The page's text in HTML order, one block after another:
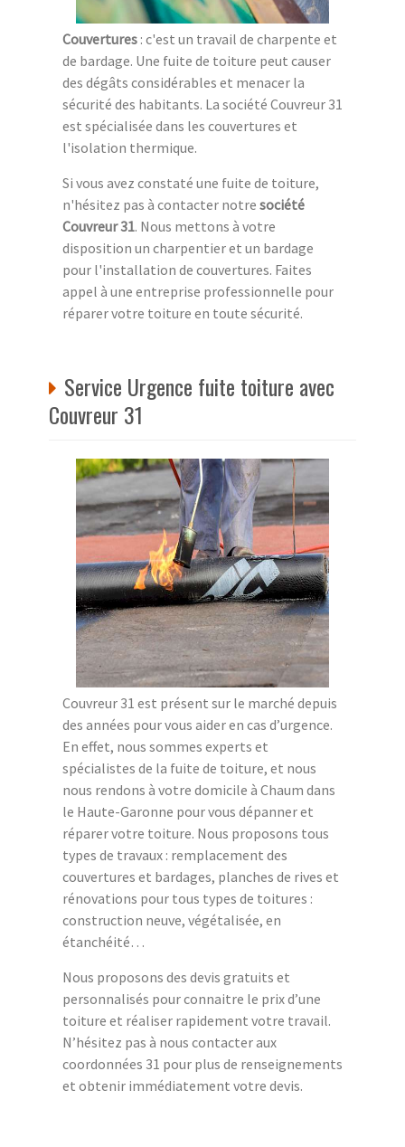
Couvertures : c'est un travail de charpente et
de bardage. Une fuite de toiture peut causer
des dégâts considérables et menacer la
sécurité des habitants. La société Couvreur 31
est spécialisée dans les couvertures et
l'isolation thermique.
Si vous avez constaté une fuite de toiture,
n'hésitez pas à contacter notre société
Couvreur 31. Nous mettons à votre
disposition un charpentier et un bardage
pour l'installation de couvertures. Faites
appel à une entreprise professionnelle pour
réparer votre toiture en toute sécurité.
Service Urgence fuite toiture avec
Couvreur 31
Couvreur 31 est présent sur le marché depuis
des années pour vous aider en cas d’urgence.
En effet, nous sommes experts et
spécialistes de la fuite de toiture, et nous
nous rendons à votre domicile à Chaum dans
le Haute-Garonne pour vous dépanner et
réparer votre toiture. Nous proposons tous
types de travaux : remplacement des
couvertures et bardages, planches de rives et
rénovations pour tous types de toitures :
construction neuve, végétalisée, en
étanchéité…
Nous proposons des devis gratuits et
personnalisés pour connaitre le prix d’une
toiture et réaliser rapidement votre travail.
N’hésitez pas à nous contacter aux
coordonnées 31 pour plus de renseignements
et obtenir immédiatement votre devis.